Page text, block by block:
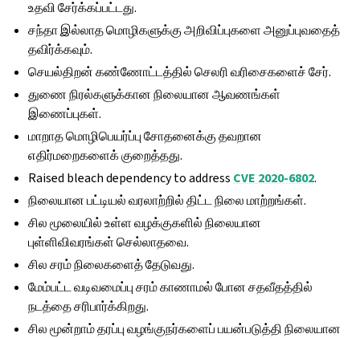
உதவி சேர்க்கப்பட்டது.
சந்தா இல்லாத மொழிகளுக்கு அறிவிப்புகளை அனுப்புவதைத்
தவிர்க்கவும்.
செயல்திறன் கண்ணோட்டத்தில் செலரி வரிசைகளைச் சேர்.
துணை நிரல்களுக்கான நிலையான ஆவணங்கள்
இணைப்புகள்.
மாறாத மொழிபெயர்ப்பு சோதனைக்கு தவறான
எதிர்மறைகளைக் குறைத்தது.
Raised bleach dependency to address CVE 2020-6802.
நிலையான பட்டியல் வரலாற்றில் திட்ட நிலை மாற்றங்கள்.
சில மூலையில் உள்ள வழக்குகளில் நிலையான
புள்ளிவிவரங்கள் செல்லாதவை.
சில சரம் நிலைகளைத் தேடுவது.
மேம்பட்ட வடிவமைப்பு சரம் காணாமல் போன சதவீதத்தில்
நடத்தை சரிபார்க்கிறது.
சில மூன்றாம் தரப்பு வழங்குநர்களைப் பயன்படுத்தி நிலையான